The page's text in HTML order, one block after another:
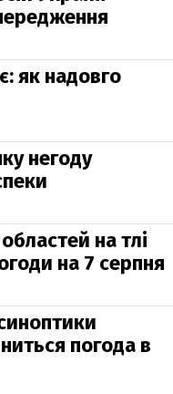
як надовго
негоду
на тлі
на 7 серпня
погода в